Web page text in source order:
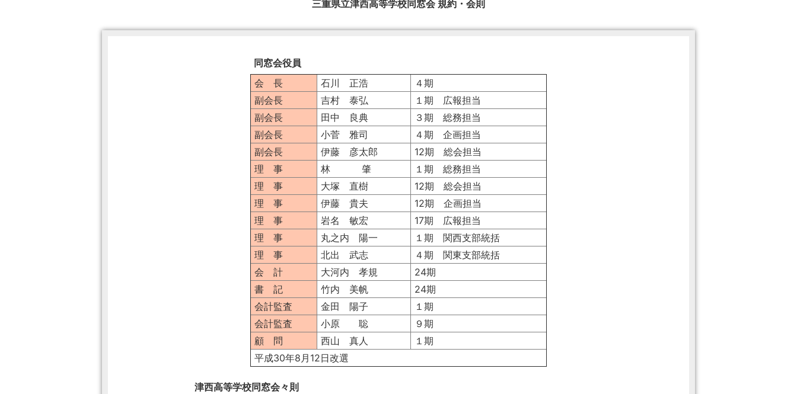
三重県立津西高等学校同窓会 規約・会則
同窓会役員
会 長
石川 正浩
４期
副会長
吉村 泰弘
１期 広報担当
副会長
田中 良典
３期 総務担当
副会長
小菅 雅司
４期 企画担当
副会長
伊藤 彦太郎
12期 総会担当
理 事
林 肇
１期 総務担当
理 事
大塚 直樹
12期 総会担当
理 事
伊藤 貴夫
12期 企画担当
理 事
岩名 敏宏
17期 広報担当
理 事
丸之内 陽一
１期 関西支部統括
理 事
北出 武志
４期 関東支部統括
会 計
大河内 孝規
24期
書 記
竹内 美帆
24期
会計監査
金田 陽子
１期
会計監査
小原 聡
９期
顧 問
西山 真人
１期
平成30年8月12日改選
津西高等学校同窓会々則